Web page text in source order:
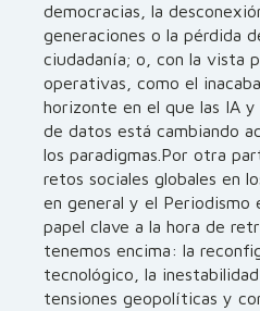
democracias, la
generaciones o la pérdida
ciudadanía; o, con la vista
operativas, como el
horizonte en el que las IA
de datos está cambiando
los paradigmas.Por otra
retos sociales globales en
en general y el Periodismo
papel clave a la hora de
tenemos encima: la
tecnológico, la
tensiones geopolíticas y